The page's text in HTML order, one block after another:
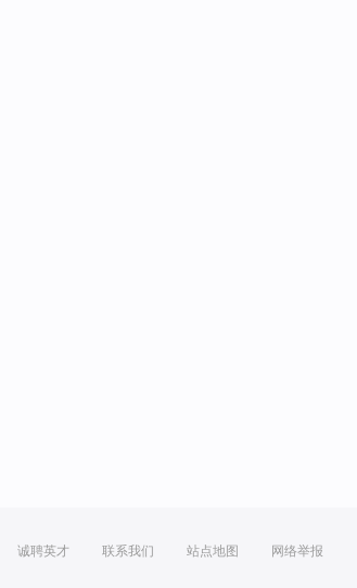
诚聘英才 联系我们 站点地图 网络举报